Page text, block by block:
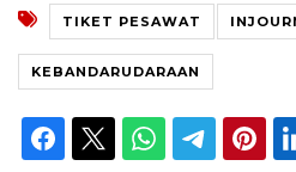
TIKET PESAWAT
KEBANDARUDARAAN